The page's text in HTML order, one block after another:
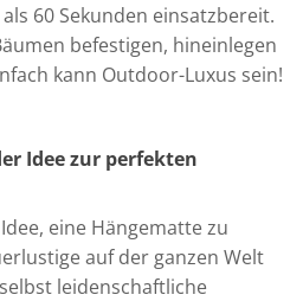
60 Sekunden einsatzbereit.
befestigen, hineinlegen
kann Outdoor-Luxus sein!
Idee zur perfekten
eine Hängematte zu
auf der ganzen Welt
leidenschaftliche